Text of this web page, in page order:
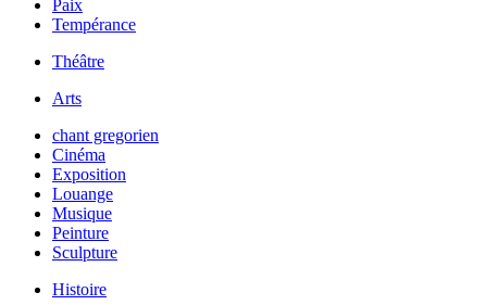
Paix
Tempérance
Théâtre
Arts
chant gregorien
Cinéma
Exposition
Louange
Musique
Peinture
Sculpture
Histoire